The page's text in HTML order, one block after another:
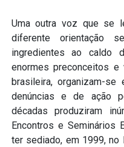
Uma outra voz que se
diferente orientação
ingredientes ao caldo
enormes preconceitos
brasileira, organizam-
denúncias e de ação
décadas produziram
Encontros e Seminários
ter sediado, em 1999, no